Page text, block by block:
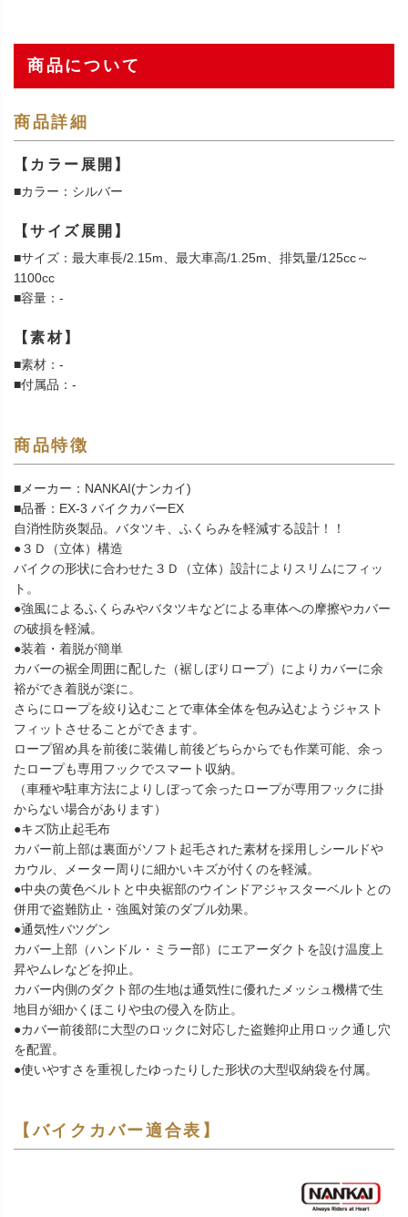
商品について
商品詳細
【カラー展開】
■カラー：シルバー
【サイズ展開】
■サイズ：最大車長/2.15m、最大車高/1.25m、排気量/125cc～
1100cc
■容量：-
【素材】
■素材：-
■付属品：-
商品特徴
■メーカー：NANKAI(ナンカイ)
■品番：EX-3 バイクカバーEX
自消性防炎製品。バタツキ、ふくらみを軽減する設計！！
●３Ｄ（立体）構造
バイクの形状に合わせた３Ｄ（立体）設計によりスリムにフィッ
ト。
●強風によるふくらみやバタツキなどによる車体への摩擦やカバー
の破損を軽減。
●装着・着脱が簡単
カバーの裾全周囲に配した（裾しぼりロープ）によりカバーに余
裕ができ着脱が楽に。
さらにロープを絞り込むことで車体全体を包み込むようジャスト
フィットさせることができます。
ロープ留め具を前後に装備し前後どちらからでも作業可能、余っ
たロープも専用フックでスマート収納。
（車種や駐車方法によりしぼって余ったロープが専用フックに掛
からない場合があります）
●キズ防止起毛布
カバー前上部は裏面がソフト起毛された素材を採用しシールドや
カウル、メーター周りに細かいキズが付くのを軽減。
●中央の黄色ベルトと中央裾部のウインドアジャスターベルトとの
併用で盗難防止・強風対策のダブル効果。
●通気性バツグン
カバー上部（ハンドル・ミラー部）にエアーダクトを設け温度上
昇やムレなどを抑止。
カバー内側のダクト部の生地は通気性に優れたメッシュ機構で生
地目が細かくほこりや虫の侵入を防止。
●カバー前後部に大型のロックに対応した盗難抑止用ロック通し穴
を配置。
●使いやすさを重視したゆったりした形状の大型収納袋を付属。
【バイクカバー適合表】